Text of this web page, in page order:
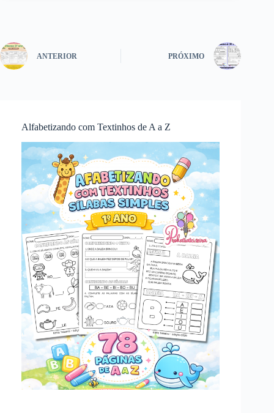
ANTERIOR PRÓXIMO
Alfabetizando com Textinhos de A a Z